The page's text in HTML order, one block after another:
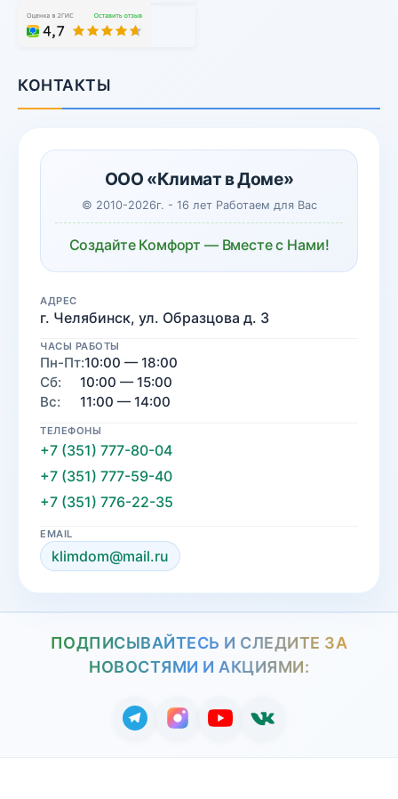
КОНТАКТЫ
ООО «Климат в Доме»
© 2010-2026г. - 16 лет Работаем для Вас
Создайте Комфорт — Вместе с Нами!
АДРЕС
г. Челябинск, ул. Образцова д. 3
ЧАСЫ РАБОТЫ
Пн-Пт:10:00 — 18:00
Сб:
10:00 — 15:00
Вс:
11:00 — 14:00
ТЕЛЕФОНЫ
+7 (351) 777-80-04
+7 (351) 777-59-40
+7 (351) 776-22-35
EMAIL
klimdom@mail.ru
ПОДПИСЫВАЙТЕСЬ И СЛЕДИТЕ ЗА
НОВОСТЯМИ И АКЦИЯМИ: